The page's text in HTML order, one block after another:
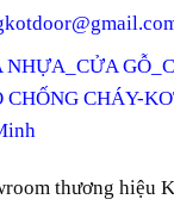
NHỰA_CỬA
CHỐNG CHÁY-
thương hiệu